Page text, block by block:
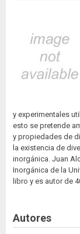
y experimentales
esto se pretende
y propiedades de
la existencia de
inorgánica. Juan
Inorgánica de la
libro y es autor de
Autores